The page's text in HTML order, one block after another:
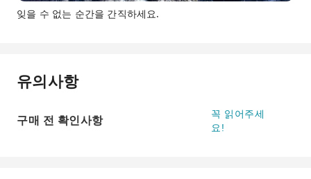
잊을 수 없는 순간을 간직하세요.
유의사항
구매 전 확인사항
꼭 읽어주세
요!